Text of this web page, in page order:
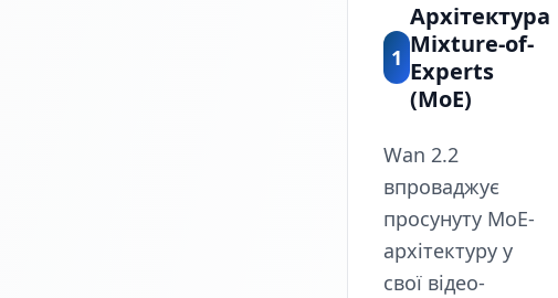
1
Архітектура
Mixture-of-
Experts
(MoE)
Wan 2.2
впроваджує
просунуту MoE-
архітектуру у
свої відео-